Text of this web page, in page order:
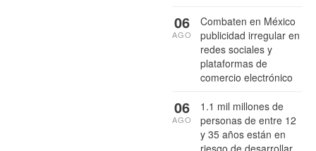
Combaten en México
publicidad irregular en
redes sociales y
plataformas de
comercio electrónico
06
AGO
1.1 mil millones de
personas de entre 12
y 35 años están en
riesgo de desarrollar
06
AGO